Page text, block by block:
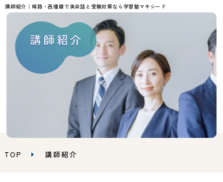
講師紹介｜姫路・西播磨で英会話と受験対策なら学習塾マキシード
講師紹介
TOP 講師紹介